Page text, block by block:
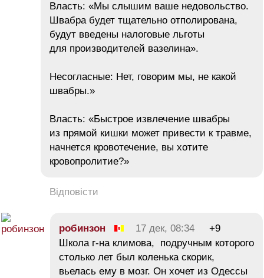
Власть: «Мы слышим ваше недовольство.
Швабра будет тщательно отполирована,
будут введены налоговые льготы
для производителей вазелина».
Несогласные: Нет, говорим мы, не какой
швабры.»
Власть: «Быстрое извлечение швабры
из прямой кишки может привести к травме,
начнется кровотечение, вы хотите
кровопролитие?»
Відповісти
робинзон 17 дек, 08:34
+9
Школа г-на климова, подручным которого
столько лет был коленька скорик,
вьелась ему в мозг. Он хочет из Одессы